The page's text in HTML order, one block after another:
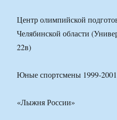
Центр олимпийской
Челябинской области
22в)
Юные спортсмены 1999-
«Лыжня России»